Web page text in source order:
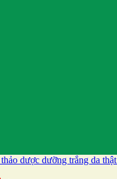
dược dưỡng trắng da